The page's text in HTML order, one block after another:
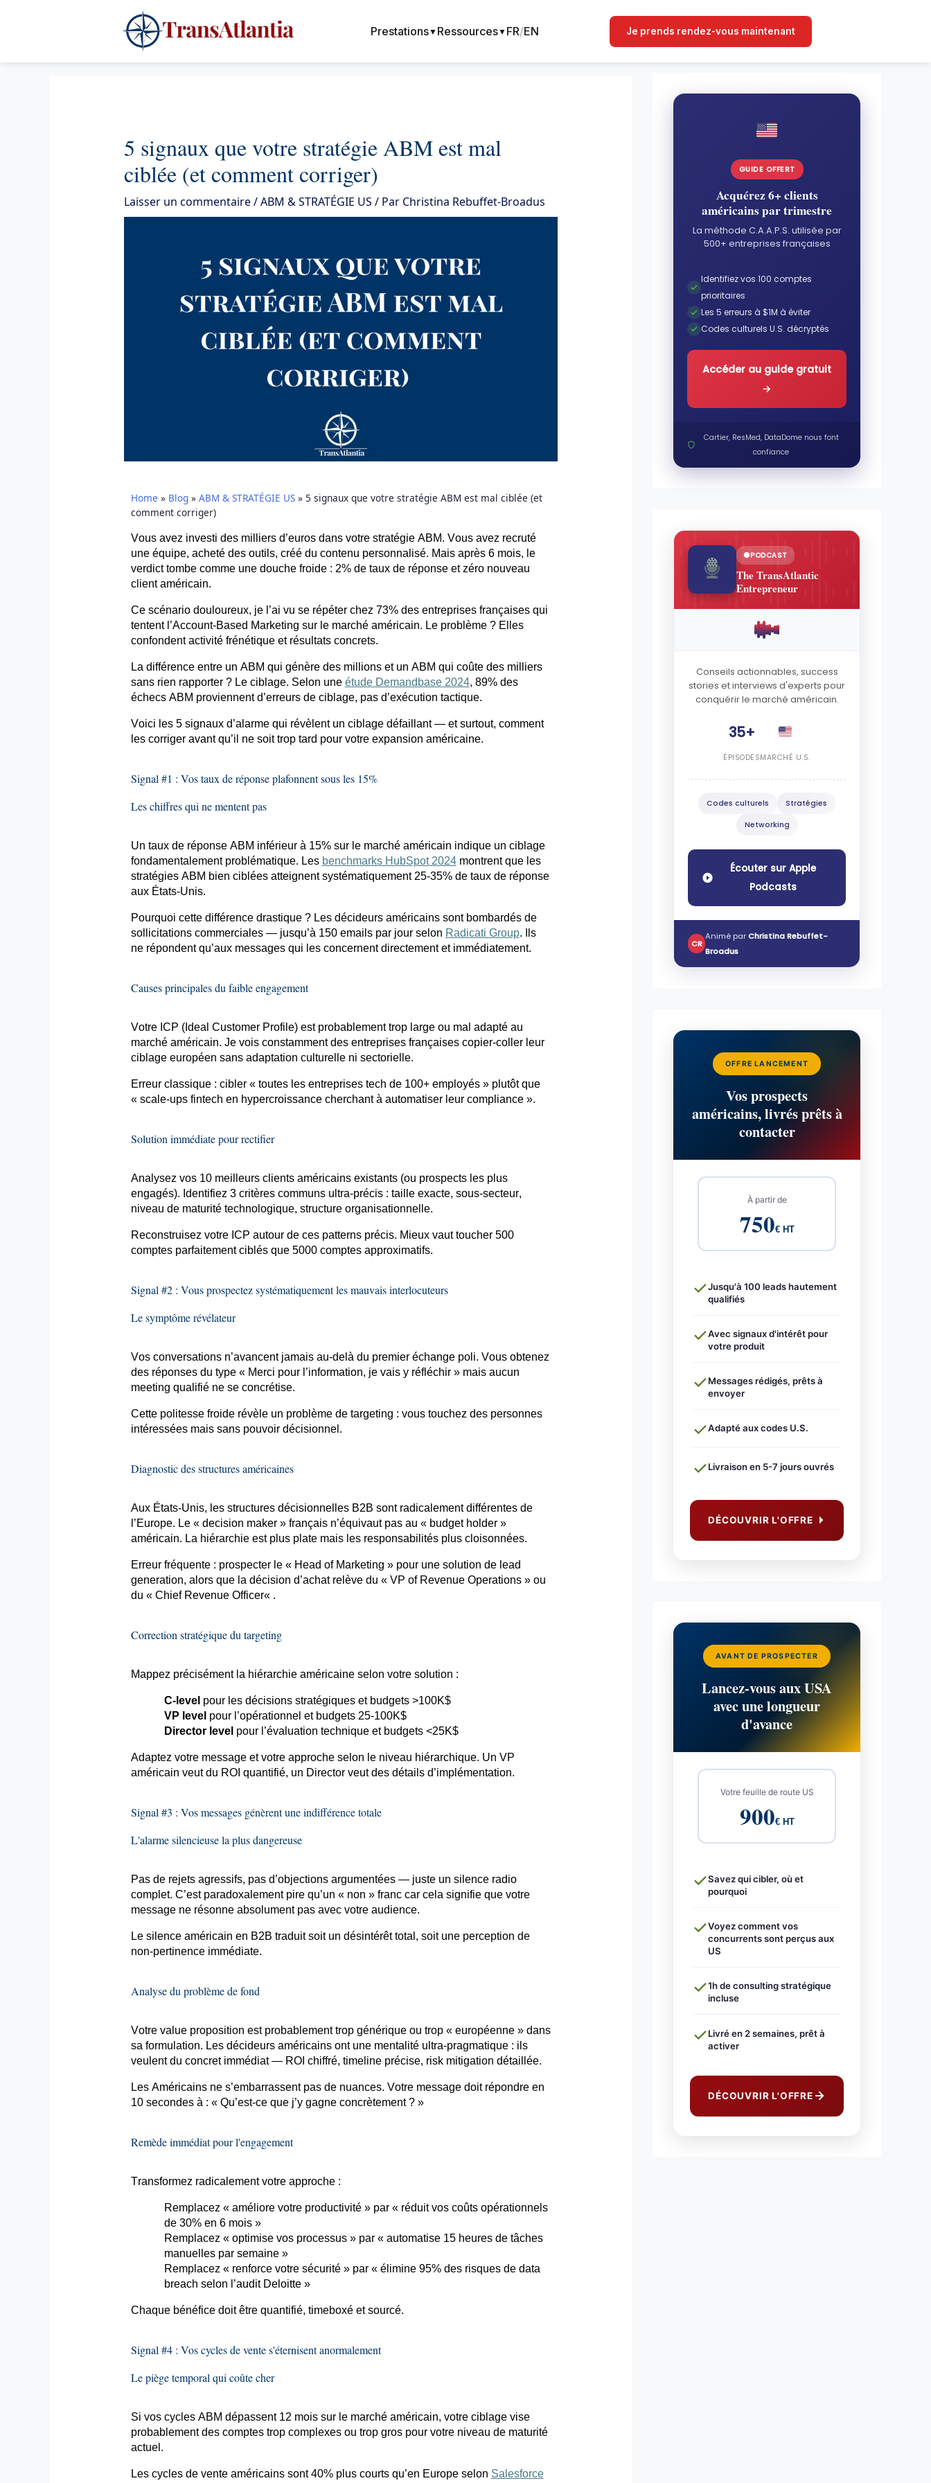
Prestations▼ Ressources▼ FR/EN Je prends rendez-vous maintenant
5 signaux que votre stratégie ABM est mal
ciblée (et comment corriger)
Laisser un commentaire/ABM & STRATÉGIE US / Par Christina Rebuffet-Broadus
Home » Blog» ABM & STRATÉGIE US» 5 signaux que votre stratégie ABM est mal ciblée (et
comment corriger)
Vous avez investi des milliers d’euros dans votre stratégie ABM. Vous avez recruté
une équipe, acheté des outils, créé du contenu personnalisé. Mais après 6 mois, le
verdict tombe comme une douche froide : 2% de taux de réponse et zéro nouveau
client américain.
Ce scénario douloureux, je l’ai vu se répéter chez 73% des entreprises françaises qui
tentent l’Account-Based Marketing sur le marché américain. Le problème ? Elles
confondent activité frénétique et résultats concrets.
La différence entre un ABM qui génère des millions et un ABM qui coûte des milliers
sans rien rapporter ? Le ciblage. Selon une étude Demandbase 2024, 89% des
échecs ABM proviennent d’erreurs de ciblage, pas d’exécution tactique.
Voici les 5 signaux d’alarme qui révèlent un ciblage défaillant — et surtout, comment
les corriger avant qu’il ne soit trop tard pour votre expansion américaine.
Signal #1 : Vos taux de réponse plafonnent sous les 15%
Les chiffres qui ne mentent pas
Un taux de réponse ABM inférieur à 15% sur le marché américain indique un ciblage
fondamentalement problématique. Les benchmarks HubSpot 2024montrent que les
stratégies ABM bien ciblées atteignent systématiquement 25-35% de taux de réponse
aux États-Unis.
Pourquoi cette différence drastique ? Les décideurs américains sont bombardés de
sollicitations commerciales — jusqu’à 150 emailspar jour selon Radicati Group. Ils
ne répondent qu’aux messages qui les concernent directement et immédiatement.
Causes principales du faible engagement
Votre ICP (Ideal Customer Profile) est probablement trop large ou mal adaptéau
marché américain. Je vois constamment des entreprises françaises copier-coller leur
ciblage européen sans adaptation culturelle ni sectorielle.
Erreur classique : cibler « toutes les entreprises tech de 100+ employés » plutôt que
« scale-ups fintech en hypercroissancecherchant à automatiser leur compliance ».
Solution immédiate pour rectifier
Analysez vos 10 meilleurs clients américains existants (ou prospects les plus
engagés). Identifiez 3 critères communs ultra-précis: taille exacte, sous-secteur,
niveau de maturité technologique, structure organisationnelle.
Reconstruisez votre ICP autour de ces patterns précis. Mieux vaut toucher 500
comptes parfaitement ciblés que 5000 comptes approximatifs.
Signal #2 : Vous prospectez systématiquement les mauvais interlocuteurs
Le symptôme révélateur
Vos conversations n’avancent jamais au-delà du premier échange poli. Vous obtenez
des réponses du type « Merci pour l’information, je vais y réfléchir » mais aucun
meeting qualifié ne se concrétise.
Cette politesse froide révèle un problème de targeting : vous touchez des personnes
intéressées mais sans pouvoir décisionnel.
Diagnostic des structures américaines
Aux États-Unis, les structures décisionnelles B2B sont radicalement différentes de
l’Europe. Le « decision maker » français n’équivaut pas au « budget holder»
américain. La hiérarchie est plus plate mais les responsabilités plus cloisonnées.
Erreur fréquente : prospecter le « Head of Marketing » pour une solution de lead
generation, alors que la décision d’achat relève du « VP of Revenue Operations » ou
du « Chief Revenue Officer« .
Correction stratégique du targeting
Mappez précisément la hiérarchie américaine selon votre solution :
C-level pour les décisions stratégiques et budgets >100K$
VP level pour l’opérationnel et budgets 25-100K$
Director level pour l’évaluation technique et budgets <25K$
Adaptez votre message et votre approche selon le niveau hiérarchique. Un VP
américain veut du ROI quantifié, un Directorveut des détails d’implémentation.
Signal #3 : Vos messages génèrent une indifférence totale
L'alarme silencieuse la plus dangereuse
Pas de rejets agressifs, pas d’objections argumentées — juste un silence radio
complet. C’est paradoxalement pire qu’un « non » franc car cela signifie que votre
message ne résonne absolument pas avec votre audience.
Le silence américain en B2B traduit soit un désintérêt total, soit une perception de
non-pertinence immédiate.
Analyse du problème de fond
Votre value proposition est probablement trop générique ou trop « européenne » dans
sa formulation. Les décideurs américains ont une mentalité ultra-pragmatique : ils
veulent du concret immédiat — ROI chiffré, timeline précise, riskmitigation détaillée.
Les Américains ne s’embarrassent pas de nuances. Votre message doit répondre en
10 secondes à : « Qu’est-ce que j’y gagne concrètement ? »
Remède immédiat pour l'engagement
Transformez radicalement votre approche :
Remplacez « améliore votre productivité » par « réduit vos coûts opérationnels
de 30% en 6 mois »
Remplacez « optimise vos processus » par « automatise 15 heures de tâches
manuelles par semaine »
Remplacez « renforce votre sécurité » par « élimine 95% des risques de data
breach selon l’audit Deloitte »
Chaque bénéfice doit être quantifié, timeboxéet sourcé.
Signal #4 : Vos cycles de vente s'éternisent anormalement
Le piège temporal qui coûte cher
Si vos cycles ABM dépassent 12 mois sur le marché américain, votre ciblage vise
probablement des comptes trop complexes ou trop gros pour votre niveau de maturité
actuel.
Les cycles de vente américains sont 40% plus courts qu’en Europe selon Salesforce
GUIDE OFFERT
Acquérez 6+ clients
américains par trimestre
La méthode C.A.A.P.S. utilisée par
500+ entreprises françaises
Identifiez vos 100 comptes
prioritaires
Les 5 erreurs à $1M à éviter
Codes culturels U.S. décryptés
Accéder au guide gratuit
→
Cartier, ResMed, DataDome nous font
confiance
PODCAST
The TransAtlantic
Entrepreneur
Conseils actionnables, success
stories et interviews d'experts pour
conquérir le marché américain.
35+
ÉPISODESMARCHÉ U.S.
Codes culturels Stratégies
Networking
Écouter sur Apple
Podcasts
CR
Animé parChristina Rebuffet-
Broadus
OFFRE LANCEMENT
Vos prospects
américains, livrés prêts à
contacter
À partir de
750€ HT
Jusqu'à 100 leads hautement
qualifiés
Avec signaux d'intérêt pour
votre produit
Messages rédigés, prêts à
envoyer
Adapté aux codes U.S.
Livraison en 5-7 jours ouvrés
DÉCOUVRIR L'OFFRE
AVANT DE PROSPECTER
Lancez-vous aux USA
avec une longueur
d'avance
Votre feuille de route US
900€ HT
Savez qui cibler, où et
pourquoi
Voyez comment vos
concurrents sont perçus aux
US
1h de consulting stratégique
incluse
Livré en 2 semaines, prêt à
activer
DÉCOUVRIR L'OFFRE